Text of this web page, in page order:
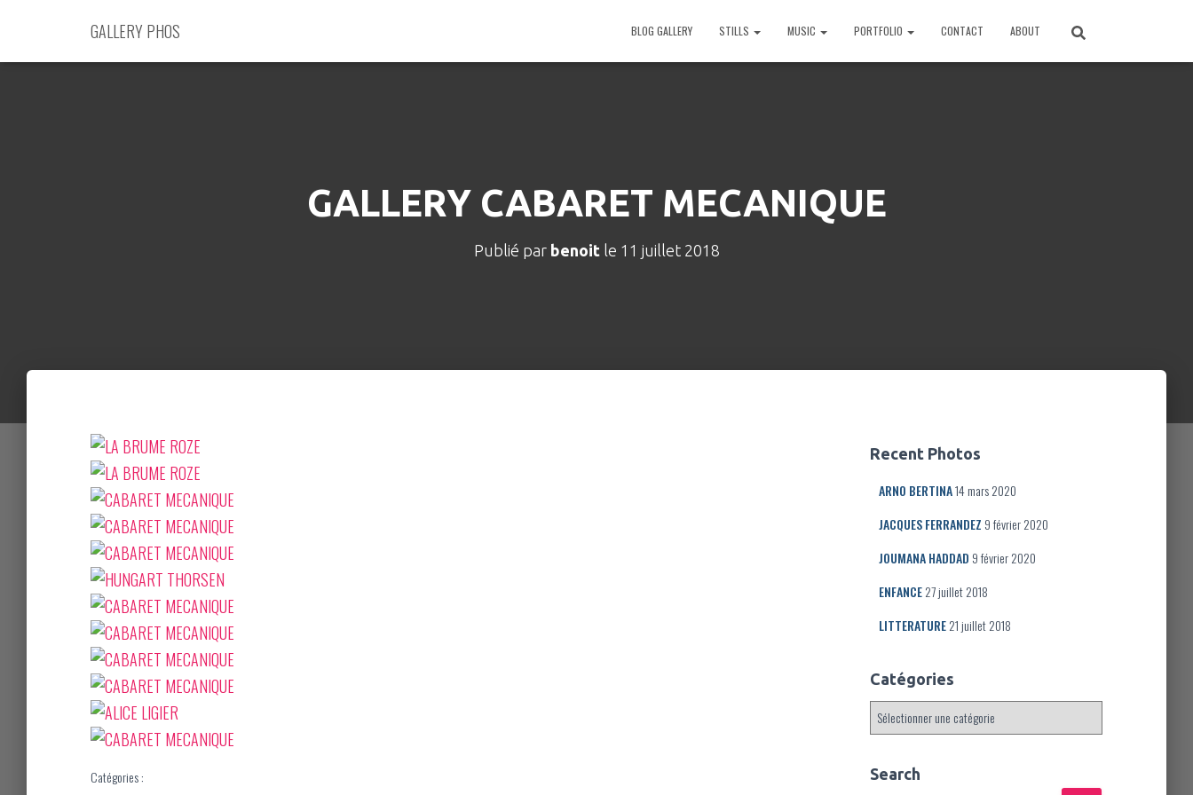
GALLERY PHOS BLOG GALLERY STILLS MUSIC PORTFOLIO CONTACT ABOUT
GALLERY CABARET MECANIQUE
Publié par benoitle 11 juillet 2018
Catégories :
Recent Photos
ARNO BERTINA14 mars 2020
JACQUES FERRANDEZ 9 février 2020
JOUMANA HADDAD 9 février 2020
ENFANCE 27 juillet 2018
LITTERATURE 21 juillet 2018
Catégories
é
Search